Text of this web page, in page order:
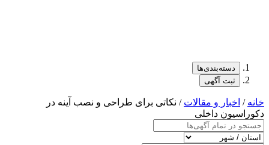
دسته‌بندی‌ها
ثبت آگهی
خانه / اخبار و مقالات / نکاتی برای طراحی و نصب آینه در
دکوراسیون داخلی